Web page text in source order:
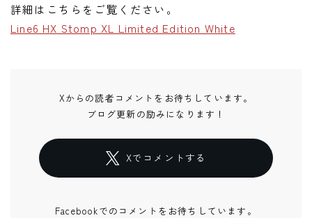
詳細はこちらをご覧ください。
Line6 HX Stomp XL Limited Edition White
Xからの読者コメントをお待ちしています。
ブログ更新の励みになります！
Xでコメントする
Facebookでのコメントをお待ちしています。